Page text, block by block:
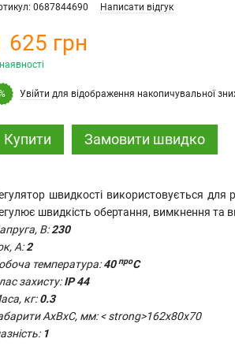
0687844690 Написати відгук
625 грн
Увійти для відображення накопичувальної
Купити Замовити швидко
швидкості використовується
швидкість обертання, вимкнення та
В:230
А:2
температура:40проС
захисту:IP 44
кг:0.3
AxBxC, мм: < strong>162х80х70
1